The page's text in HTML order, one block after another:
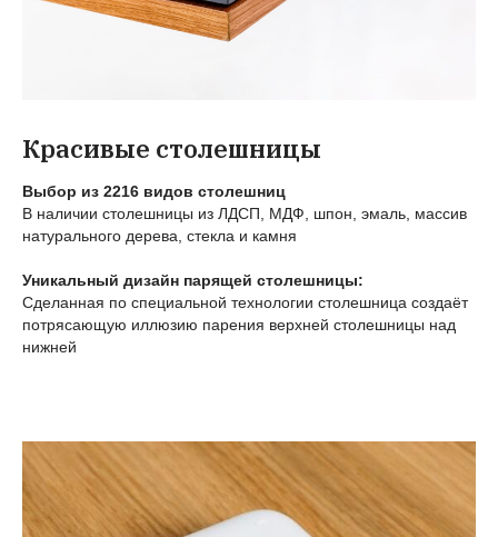
Красивые столешницы
Выбор из 2216 видов столешниц
В наличии столешницы из ЛДСП, МДФ, шпон, эмаль, массив
натурального дерева, стекла и камня
Уникальный дизайн парящей столешницы:
Сделанная по специальной технологии столешница создаёт
потрясающую иллюзию парения верхней столешницы над
нижней